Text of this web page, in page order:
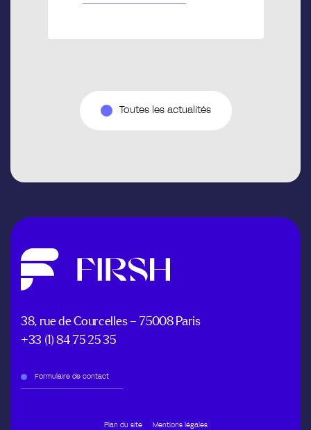
Toutes les actualités
38, rue de Courcelles – 75008 Paris
+33 (1) 84 75 25 35
Formulaire de contact
Plan du site Mentions légales